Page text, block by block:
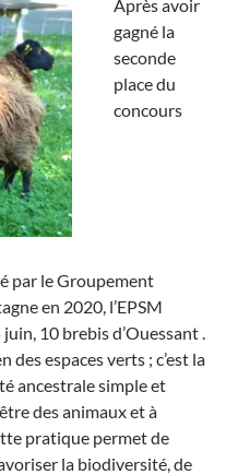
Après avoir
gagné la
seconde
place du
concours
par le Groupement
en 2020, l’EPSM
10 brebis d’Ouessant .
espaces verts ; c’est la
ancestrale simple et
des animaux et à
pratique permet de
la biodiversité, de